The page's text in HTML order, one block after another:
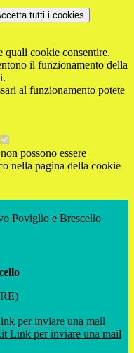
tutti i cookies
quali cookie consentire.
il funzionamento della
al funzionamento potete
possono essere
nella pagina della cookie
Poviglio e Brescello
per inviare una mail
Link per inviare una mail